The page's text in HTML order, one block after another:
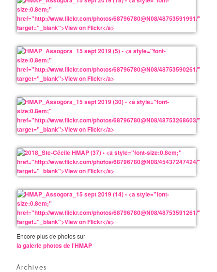
Encore plus de photos sur
la galerie photos de l'HMAP
Archives